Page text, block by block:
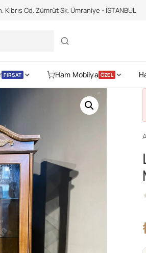
Kıbrıs Cd. Zümrüt Sk. Ümraniye - İSTANBUL
FIRSAT Ham Mobilya ÖZEL
Parola* Gerekli
of pharmaceuticals -